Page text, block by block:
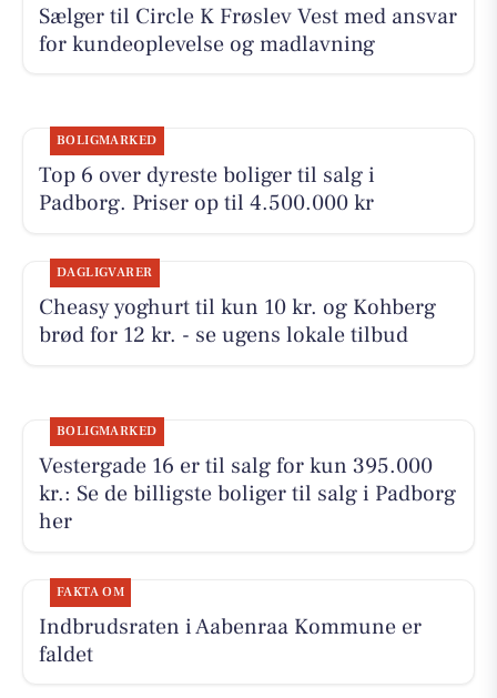
Sælger til Circle K Frøslev Vest med ansvar
for kundeoplevelse og madlavning
BOLIGMARKED
Top 6 over dyreste boliger til salg i
Padborg. Priser op til 4.500.000 kr
DAGLIGVARER
Cheasy yoghurt til kun 10 kr. og Kohberg
brød for 12 kr. - se ugens lokale tilbud
BOLIGMARKED
Vestergade 16 er til salg for kun 395.000
kr.: Se de billigste boliger til salg i Padborg
her
FAKTA OM
Indbrudsraten i Aabenraa Kommune er
faldet